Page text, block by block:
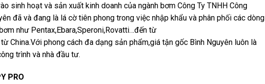
sinh hoạt và sản xuất kinh doanh của ngành bơm Công Ty TNHH Công
đã và đang là lá cờ tiên phong trong việc nhập khẩu và phân phối các dòng
như Pentax,Ebara,Speroni,Rovatti…đến từ
từ China.Với phong cách đa dạng sản phẩm,giá tận gốc Bình Nguyên luôn là
trình và nhà đầu tư.
PRO